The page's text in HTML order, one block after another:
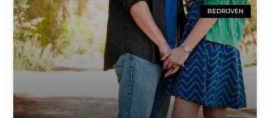
BEDRIJVEN